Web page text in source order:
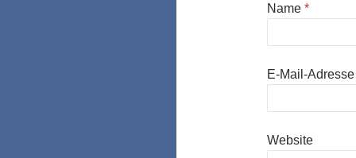
Name *
E-Mail-
Website